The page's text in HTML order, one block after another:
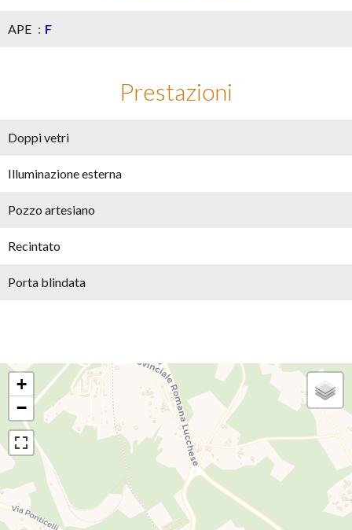
APE F
Prestazioni
Doppi vetri
Illuminazione esterna
Pozzo artesiano
Recintato
Porta blindata
+
−